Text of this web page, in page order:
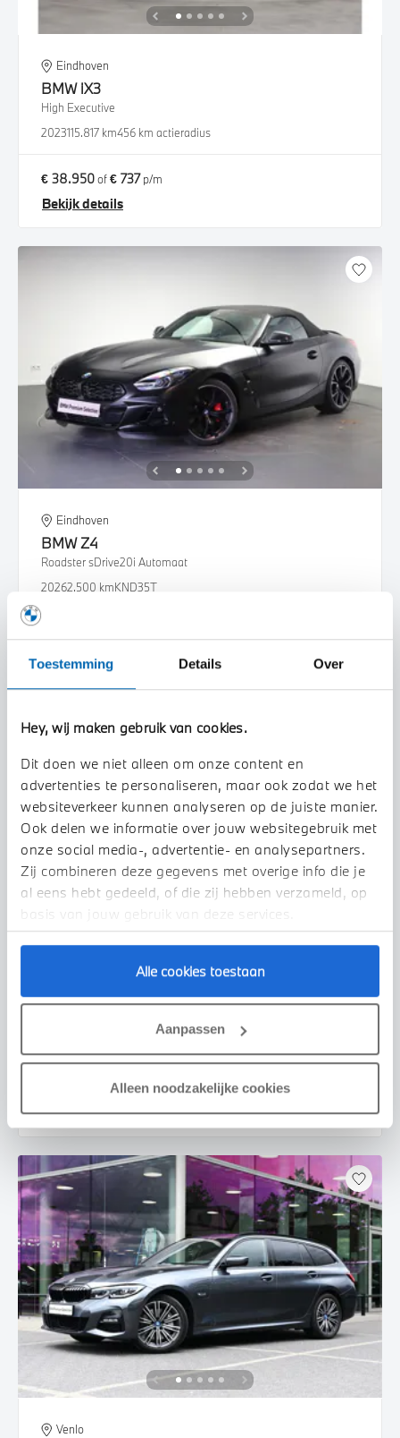
Toestemming Details Over
Hey, wij maken gebruik van cookies.
Dit doen we niet alleen om onze content en
advertenties te personaliseren, maar ook zodat we het
websiteverkeer kunnen analyseren op de juiste manier.
Ook delen we informatie over jouw websitegebruik met
onze social media-, advertentie- en analysepartners.
Zij combineren deze gegevens met overige info die je
al eens hebt gedeeld, of die zij hebben verzameld, op
basis van jouw gebruik van deze services.
Alle cookies toestaan
Aanpassen
Alleen noodzakelijke cookies
Eindhoven
BMW iX3
High Executive
2023115.817 km456 km actieradius
€ 38.950of€ 737p/m
Bekijk details
Eindhoven
BMWZ4
Roadster sDrive20i Automaat
20262.500 kmKND35T
Bekijk details
BMW3 Serie
€ 633p/m
Bekijk details
Venlo